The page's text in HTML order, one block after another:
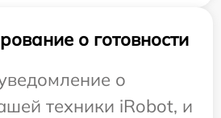
о готовности
о
техники iRobot, и